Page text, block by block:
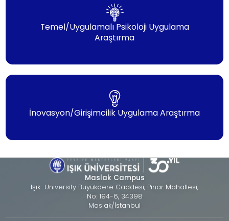
Temel/Uygulamalı Psikoloji Uygulama
Araştırma
İnovasyon/Girişimcilik Uygulama Araştırma
Maslak Campus
Işık University Büyükdere Caddesi, Pınar Mahallesi,
No: 194-6, 34398
Maslak/İstanbul